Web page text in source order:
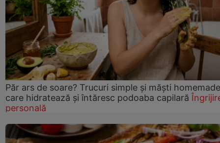
Păr ars de soare? Trucuri simple și măști homemade
care hidratează și întăresc podoaba capilară
personală